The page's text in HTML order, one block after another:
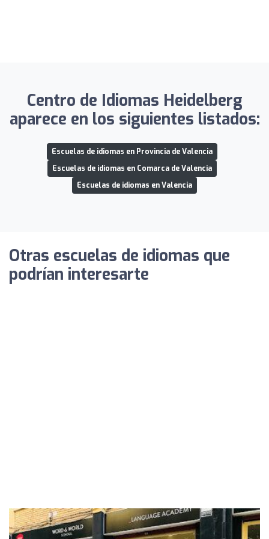
Centro de Idiomas Heidelberg
aparece en los siguientes listados:
Escuelas de idiomas en Provincia de Valencia
Escuelas de idiomas en Comarca de Valencia
Escuelas de idiomas en Valencia
Otras escuelas de idiomas que
podrían interesarte